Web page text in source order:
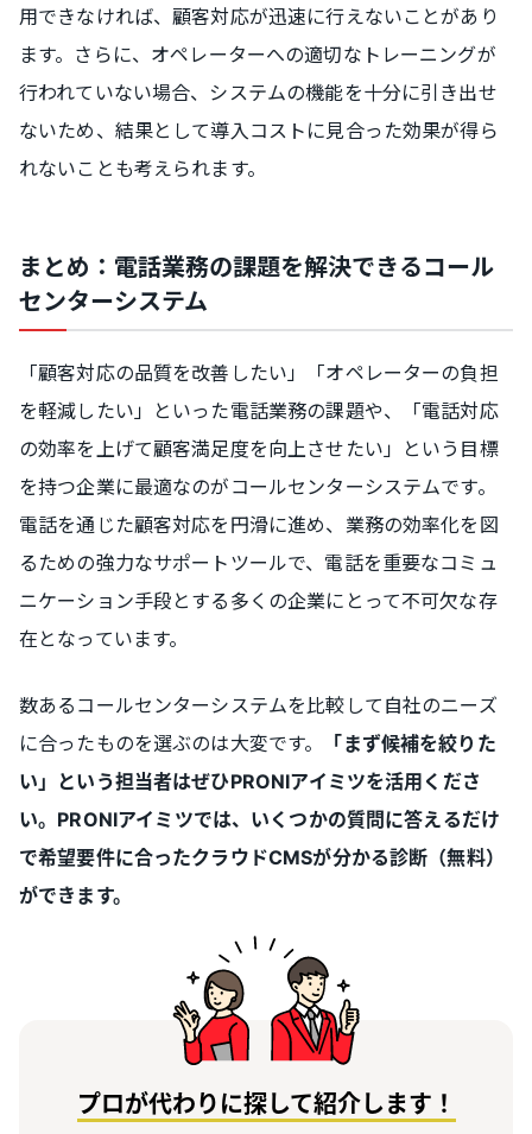
用できなければ、顧客対応が迅速に行えないことがあり
ます。さらに、オペレーターへの適切なトレーニングが
行われていない場合、システムの機能を十分に引き出せ
ないため、結果として導入コストに見合った効果が得ら
れないことも考えられます。
まとめ：電話業務の課題を解決できるコール
センターシステム
「顧客対応の品質を改善したい」「オペレーターの負担
を軽減したい」といった電話業務の課題や、「電話対応
の効率を上げて顧客満足度を向上させたい」という目標
を持つ企業に最適なのがコールセンターシステムです。
電話を通じた顧客対応を円滑に進め、業務の効率化を図
るための強力なサポートツールで、電話を重要なコミュ
ニケーション手段とする多くの企業にとって不可欠な存
在となっています。
数あるコールセンターシステムを比較して自社のニーズ
に合ったものを選ぶのは大変です。
「まず候補を絞りた
い」という担当者はぜひPRONIアイミツを活用くださ
い。PRONIアイミツでは、いくつかの質問に答えるだけ
で希望要件に合ったクラウドCMSが分かる診断（無料）
ができます。
プロが代わりに探して紹介します！